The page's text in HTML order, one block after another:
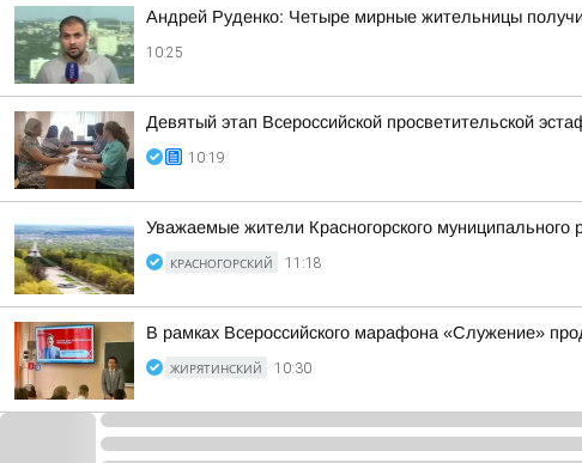
Андрей Руденко: Четыре мирные жительницы
10:25
Девятый этап Всероссийской просветительской
10:19
Уважаемые жители Красногорского муниципального
КРАСНОГОРСКИЙ 11:18
В рамках Всероссийского марафона «Служение»
ЖИРЯТИНСКИЙ 10:30